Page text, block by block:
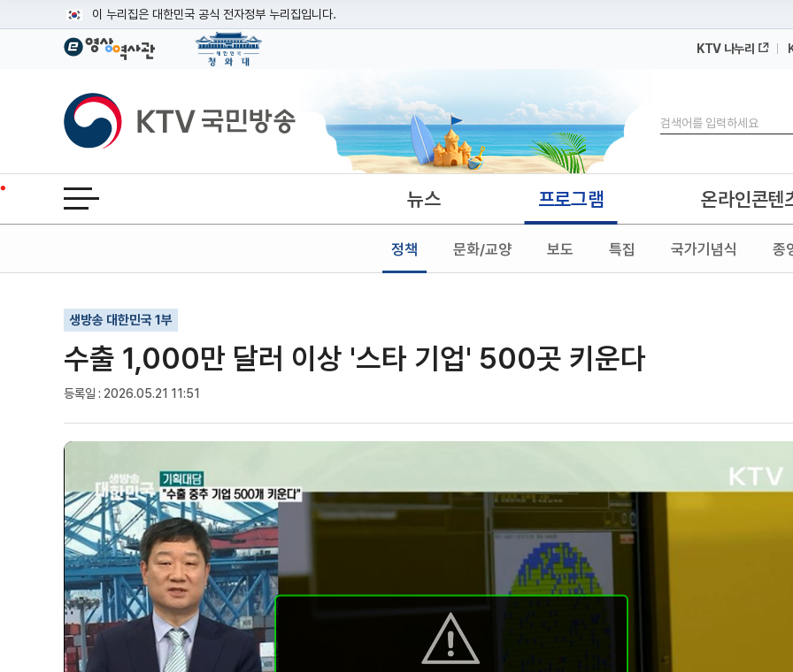
이 누리집은 대한민국 공식 전자정부 누리집입니다.
공식 누리집 주소 확인하기
이밖에 or.kr 또는 .kr등 다른 도메인 주소를 사용하고 있다면 아래 URL에서 도메인 주소를 확인해 보세요
운영중인 공식 누리집보기
KTV 나누리
KTV국민방송
검색
전체메뉴 열기 뉴스 프로그램
정책 문화/교양 보도 특집 국가기념식 종
온라인콘텐
생방송 대한민국 1부
수출 1,000만 달러 이상 '스타 기업' 500곳 키운다
등록일 : 2026.05.21 11:51
기사인쇄
글자확대
글자축소